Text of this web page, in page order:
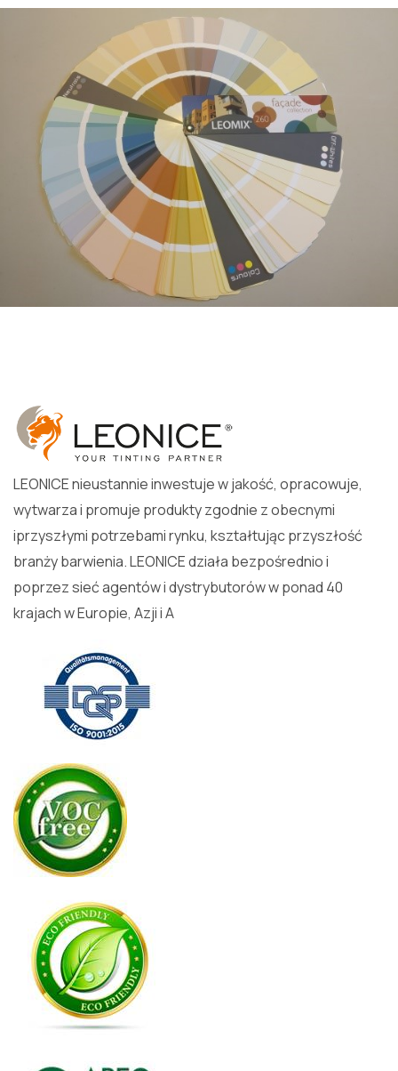
LEONICE nieustannie inwestuje w jakość, opracowuje,
wytwarza i promuje produkty zgodnie z obecnymi
iprzyszłymi potrzebami rynku, kształtując przyszłość
branży barwienia. LEONICE działa bezpośrednio i
poprzez sieć agentów i dystrybutorów w ponad 40
krajach w Europie, Azji i A